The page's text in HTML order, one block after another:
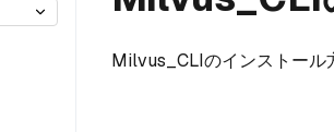
Milvus_CLIのインストール